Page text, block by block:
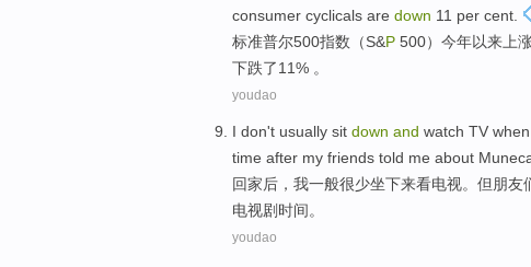
consumer cyclicals are down 11 per cent.
标准普尔500指数（S&P 500） 今年以来 上
下跌了11% 。
youdao
I don't usually sit down and watch TV
time after my friends told me about
回家后 ， 我一般很少坐下来看电视。 但朋友
电视剧 时间。
youdao